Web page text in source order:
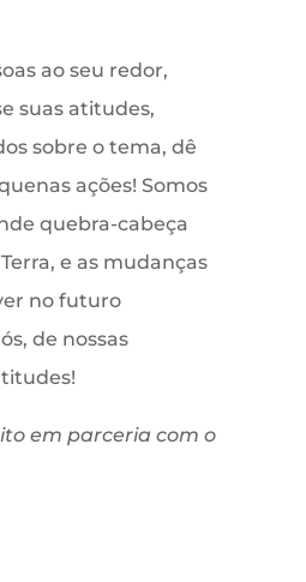
ao seu redor,
suas atitudes,
sobre o tema, dê
ações! Somos
quebra-cabeça
e as mudanças
no futuro
de nossas
em parceria com o